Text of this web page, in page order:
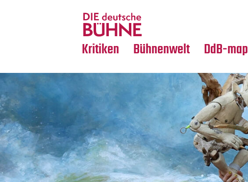
Kritiken
Crossover
Bühnenwelt
Medientipps
DdB-map